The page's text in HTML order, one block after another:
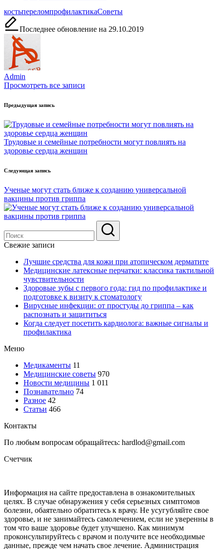
Метки:
костьпереломпрофилактикаСоветы
Последнее обновление на 29.10.2019
Admin
Просмотреть все записи
Навигация
по
записям
Предыдущая запись
Трудовые и семейные потребности могут повлиять на
здоровье сердца женщин
Следующая запись
Ученые могут стать ближе к созданию универсальной
вакцины против гриппа
Свежие записи
Лучшие средства для кожи при атопическом дерматите
Медицинские латексные перчатки: классика тактильной
чувствительности
Здоровые зубы с первого года: гид по профилактике и
подготовке к визиту к стоматологу
Вирусные инфекции: от простуды до гриппа – как
распознать и защититься
Когда следует посетить кардиолога: важные сигналы и
профилактика
Меню
Медикаменты 11
Медицинские советы 970
Новости медицины 1 011
Познавательно 74
Разное 42
Статьи 466
Контакты
По любым вопросам обращайтесь: hardlod@gmail.com
Счетчик
Информация на сайте предоставлена в ознакомительных
целях. В случае обнаружения у себя серьезных симптомов
болезни, обаятельно обратитесь к врачу. Не усугубляйте свое
здоровье, и не занимайтесь самолечением, если не уверенны в
том что ваше здоровье будет улучшено. Как минимум
проконсультируйтесь с врачом и получите все необходимые
данные, прежде чем начать свое лечение. Администрация